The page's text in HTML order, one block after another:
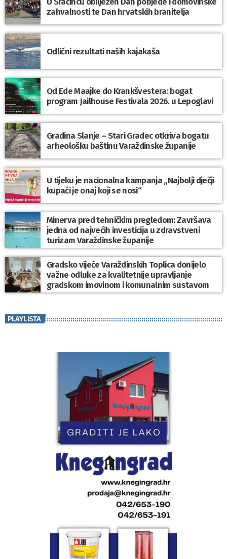
zahvalnosti te Dan hrvatskih branitelja
Odlični rezultati naših kajakaša
Od Ede Maajke do Krankšvestera: bogat
program Jailhouse Festivala 2026. u Lepoglavi
Gradina Slanje – Stari Gradec otkriva bogatu
arheološku baštinu Varaždinske županije
U tijeku je nacionalna kampanja „Najbolji dječji
kupaći je onaj koji se nosi“
Minerva pred tehničkim pregledom: Završava
jedna od najvećih investicija u zdravstveni
turizam Varaždinske županije
Gradsko vijeće Varaždinskih Toplica donijelo
važne odluke za kvalitetnije upravljanje
gradskom imovinom i komunalnim sustavom
PLAYLISTA